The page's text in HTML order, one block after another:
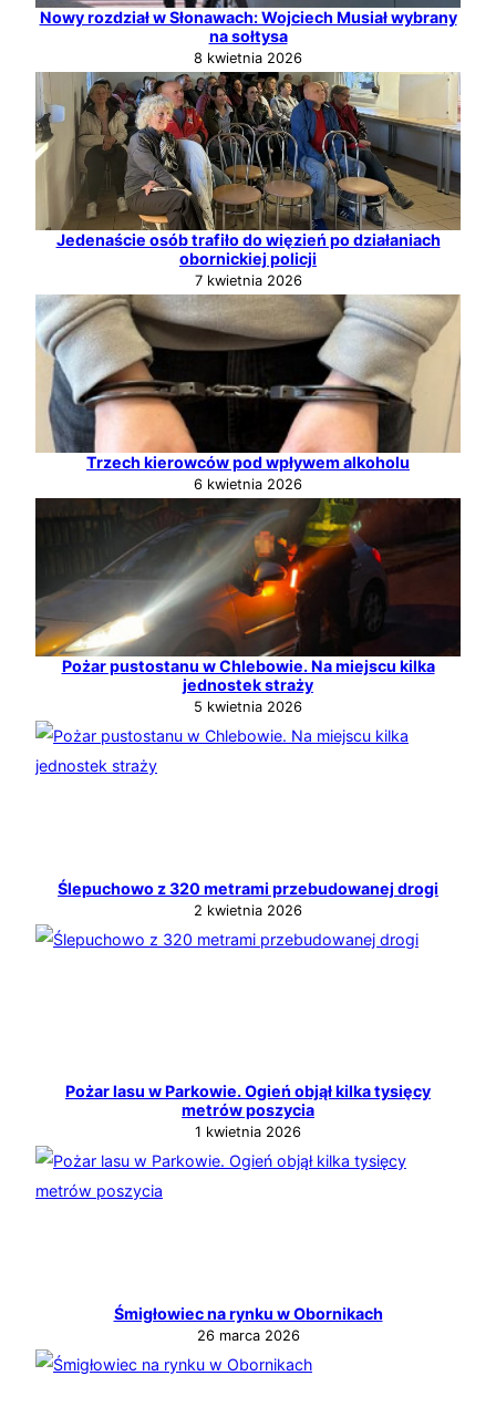
Nowy rozdział w Słonawach: Wojciech Musiał wybrany
na sołtysa
8 kwietnia 2026
Jedenaście osób trafiło do więzień po działaniach
obornickiej policji
7 kwietnia 2026
Trzech kierowców pod wpływem alkoholu
6 kwietnia 2026
Pożar pustostanu w Chlebowie. Na miejscu kilka
jednostek straży
5 kwietnia 2026
Ślepuchowo z 320 metrami przebudowanej drogi
2 kwietnia 2026
Pożar lasu w Parkowie. Ogień objął kilka tysięcy
metrów poszycia
1 kwietnia 2026
Śmigłowiec na rynku w Obornikach
26 marca 2026